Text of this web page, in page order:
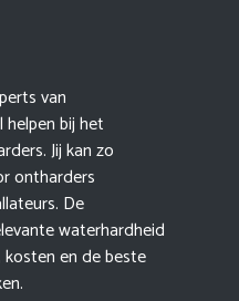
van
bij het
Jij kan zo
ontharders
De
waterhardheid
en de beste